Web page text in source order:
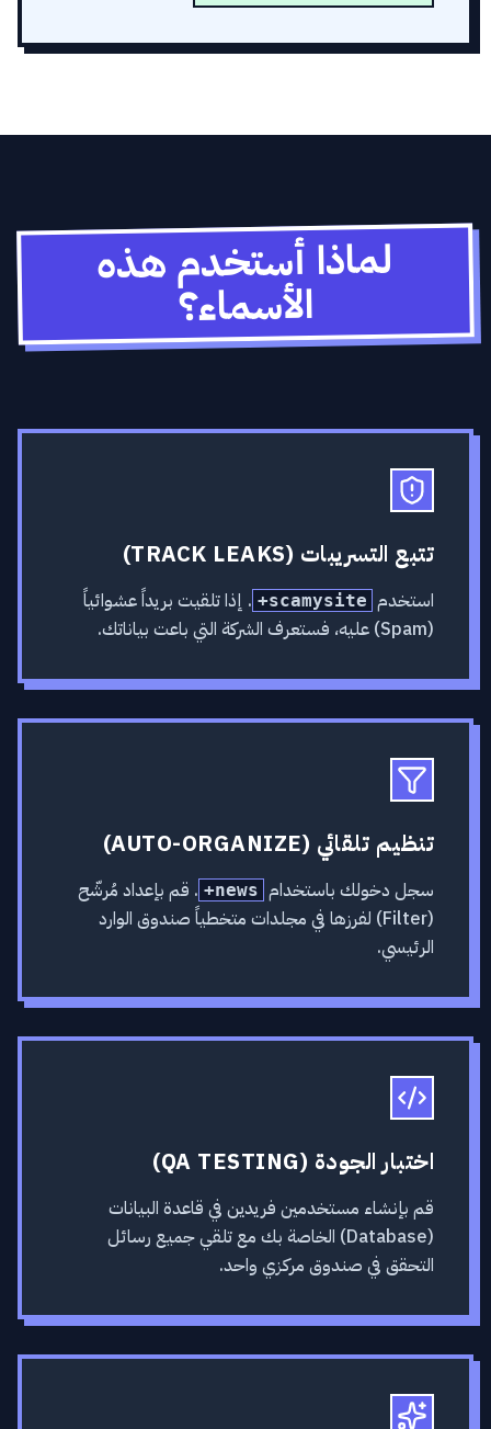
لماذا أستخدم هذه
الأسماء؟
تتبع التسريبات (TRACK LEAKS)
استخدم +scamysite . إذا تلقيت بريداً عشوائياً
(Spam) عليه، فستعرف الشركة التي باعت بياناتك.
تنظيم تلقائي (AUTO-ORGANIZE)
سجل دخولك باستخدام +news . قم بإعداد مُرشّح
(Filter) لفرزها في مجلدات متخطياً صندوق الوارد
الرئيسي.
اختبار الجودة (QA TESTING)
قم بإنشاء مستخدمين فريدين في قاعدة البيانات
(Database) الخاصة بك مع تلقي جميع رسائل
التحقق في صندوق مركزي واحد.